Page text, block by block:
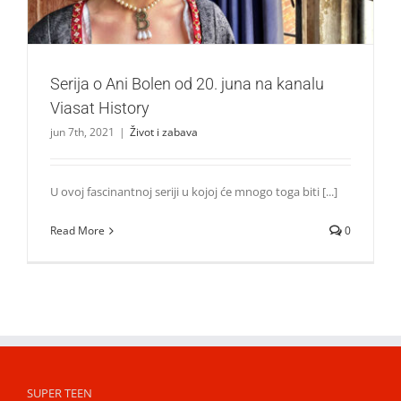
Serija o Ani Bolen od 20. juna na kanalu
Viasat History
jun 7th, 2021 | Život i zabava
U ovoj fascinantnoj seriji u kojoj će mnogo toga biti [...]
Read More 0
SUPER TEEN